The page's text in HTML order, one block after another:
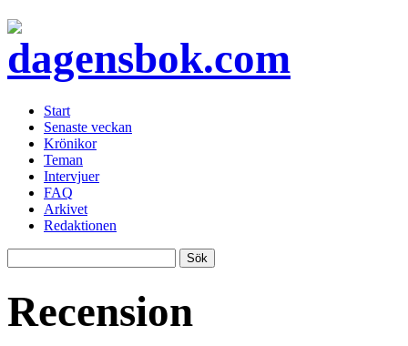
Start
Senaste veckan
Krönikor
Teman
Intervjuer
FAQ
Arkivet
Redaktionen
Recension